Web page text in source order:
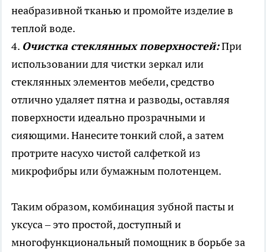
неабразивной тканью и промойте изделие в
теплой воде.
4. Очистка стеклянных поверхностей:При
использовании для чистки зеркал или
стеклянных элементов мебели, средство
отлично удаляет пятна и разводы, оставляя
поверхности идеально прозрачными и
сияющими. Нанесите тонкий слой, а затем
протрите насухо чистой салфеткой из
микрофибры или бумажным полотенцем.
Таким образом, комбинация зубной пасты и
уксуса – это простой, доступный и
многофункциональный помощник в борьбе за